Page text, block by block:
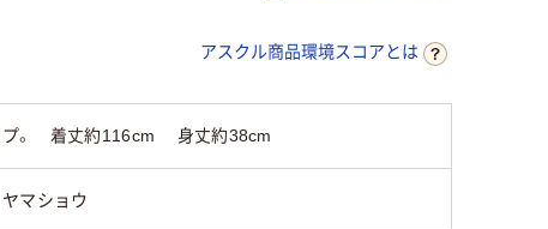
アスクル商品環境スコアとは
プ。 着丈約116cm 身丈約38cm
ヤマショウ